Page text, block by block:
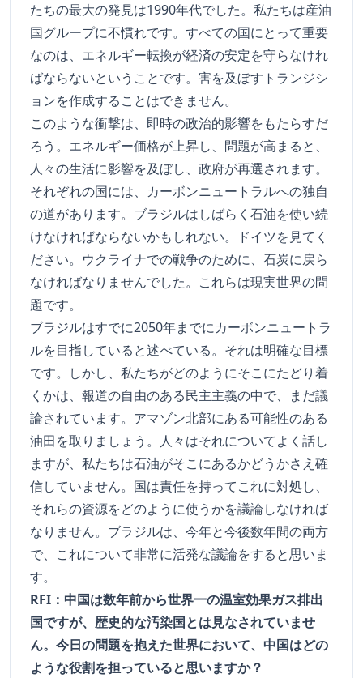
たちの最大の発見は1990年代でした。私たちは産油
国グループに不慣れです。すべての国にとって重要
なのは、エネルギー転換が経済の安定を守らなけれ
ばならないということです。害を及ぼすトランジシ
ョンを作成することはできません。
このような衝撃は、即時の政治的影響をもたらすだ
ろう。エネルギー価格が上昇し、問題が高まると、
人々の生活に影響を及ぼし、政府が再選されます。
それぞれの国には、カーボンニュートラルへの独自
の道があります。ブラジルはしばらく石油を使い続
けなければならないかもしれない。ドイツを見てく
ださい。ウクライナでの戦争のために、石炭に戻ら
なければなりませんでした。これらは現実世界の問
題です。
ブラジルはすでに2050年までにカーボンニュートラ
ルを目指していると述べている。それは明確な目標
です。しかし、私たちがどのようにそこにたどり着
くかは、報道の自由のある民主主義の中で、まだ議
論されています。アマゾン北部にある可能性のある
油田を取りましょう。人々はそれについてよく話し
ますが、私たちは石油がそこにあるかどうかさえ確
信していません。国は責任を持ってこれに対処し、
それらの資源をどのように使うかを議論しなければ
なりません。ブラジルは、今年と今後数年間の両方
で、これについて非常に活発な議論をすると思いま
す。
RFI：中国は数年前から世界一の温室効果ガス排出
国ですが、歴史的な汚染国とは見なされていませ
ん。今日の問題を抱えた世界において、中国はどの
ような役割を担っていると思いますか？